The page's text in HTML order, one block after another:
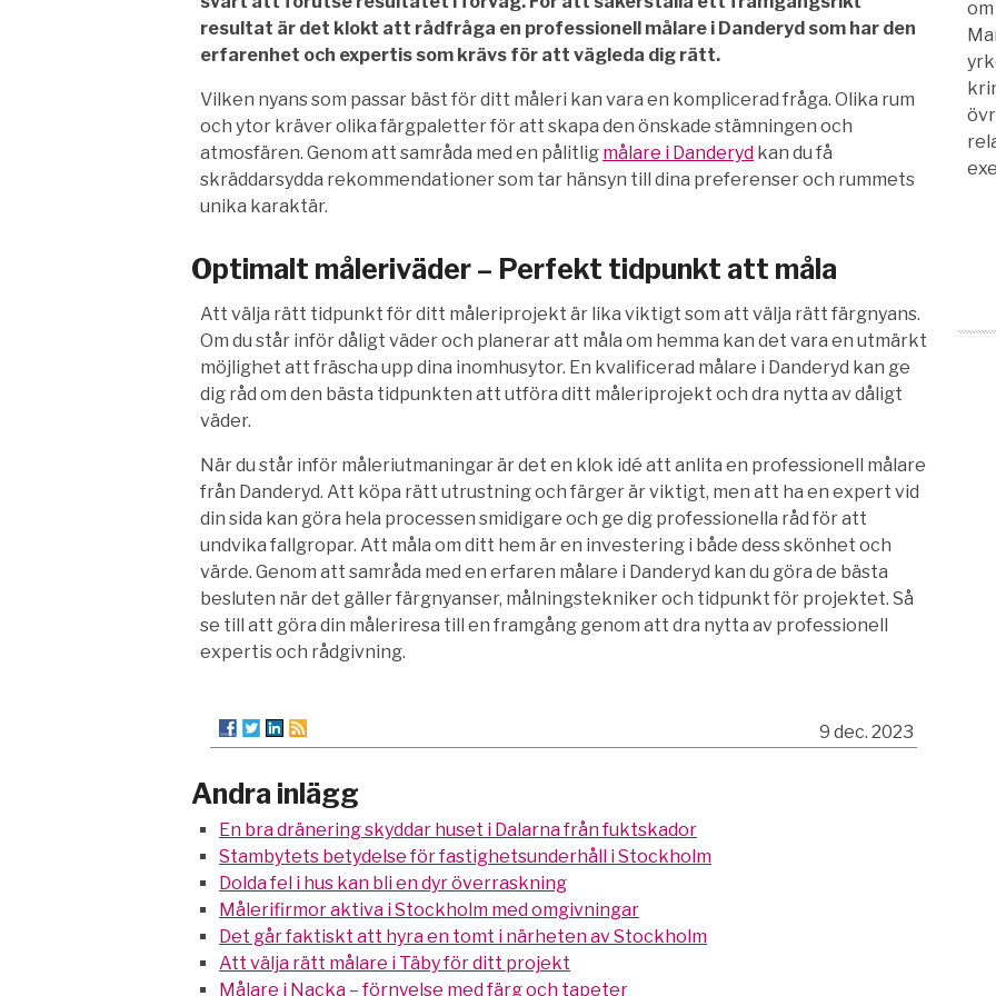
resultat är det klokt att rådfråga en professionell målare i Danderyd som har den
erfarenhet och expertis som krävs för att vägleda dig rätt.
Vilken nyans som passar bäst för ditt måleri kan vara en komplicerad fråga. Olika rum
och ytor kräver olika färgpaletter för att skapa den önskade stämningen och
atmosfären. Genom att samråda med en pålitlig målare i Danderyd kan du få
skräddarsydda rekommendationer som tar hänsyn till dina preferenser och rummets
unika karaktär.
Optimalt måleriväder – Perfekt tidpunkt att måla
Att välja rätt tidpunkt för ditt måleriprojekt är lika viktigt som att välja rätt färgnyans.
Om du står inför dåligt väder och planerar att måla om hemma kan det vara en utmärkt
möjlighet att fräscha upp dina inomhusytor. En kvalificerad målare i Danderyd kan ge
dig råd om den bästa tidpunkten att utföra ditt måleriprojekt och dra nytta av dåligt
väder.
När du står inför måleriutmaningar är det en klok idé att anlita en professionell målare
från Danderyd. Att köpa rätt utrustning och färger är viktigt, men att ha en expert vid
din sida kan göra hela processen smidigare och ge dig professionella råd för att
undvika fallgropar. Att måla om ditt hem är en investering i både dess skönhet och
värde. Genom att samråda med en erfaren målare i Danderyd kan du göra de bästa
besluten när det gäller färgnyanser, målningstekniker och tidpunkt för projektet. Så
se till att göra din måleriresa till en framgång genom att dra nytta av professionell
expertis och rådgivning.
9 dec. 2023
Andra inlägg
En bra dränering skyddar huset i Dalarna från fuktskador
Stambytets betydelse för fastighetsunderhåll i Stockholm
Dolda fel i hus kan bli en dyr överraskning
Målerifirmor aktiva i Stockholm med omgivningar
Det går faktiskt att hyra en tomt i närheten av Stockholm
Att välja rätt målare i Täby för ditt projekt
Målare i Nacka – förnyelse med färg och tapeter